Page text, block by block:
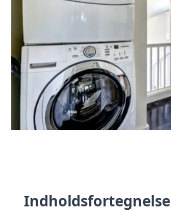
Indholdsfortegnelse